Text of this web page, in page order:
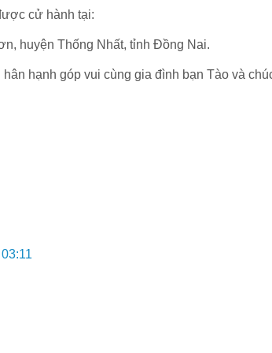
cử hành tại:
huyện Thống Nhất, tỉnh Đồng Nai.
hạnh góp vui cùng gia đình bạn Tào và